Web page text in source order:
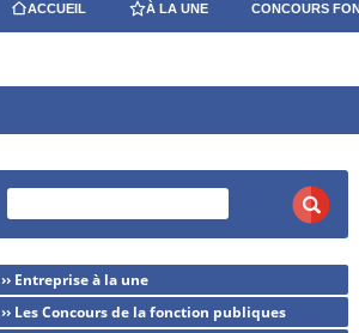
ACCUEIL À LA UNE CONCOURS
›› Entreprise à la une
›› Les Concours de la fonction publiques